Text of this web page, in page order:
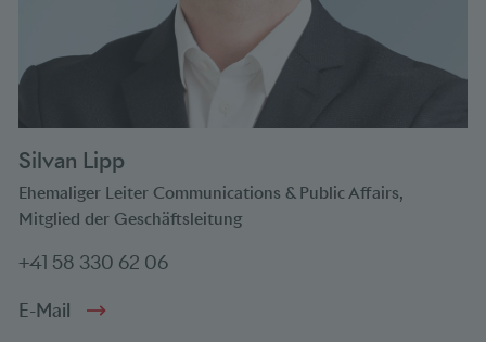
Silvan Lipp
Ehemaliger Leiter Communications & Public Affairs,
Mitglied der Geschäftsleitung
+41 58 330 62 06
E-Mail